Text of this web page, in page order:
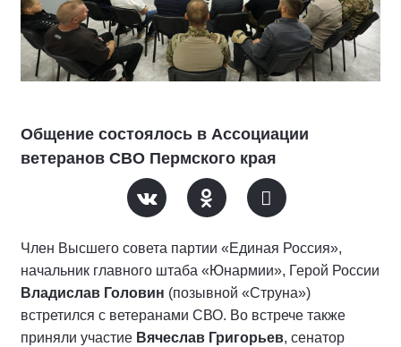
Общение состоялось в Ассоциации
ветеранов СВО Пермского края
Член Высшего совета партии «Единая Россия»,
начальник главного штаба «Юнармии», Герой России
Владислав Головин (позывной «Струна»)
встретился с ветеранами СВО. Во встрече также
приняли участие Вячеслав Григорьев, сенатор